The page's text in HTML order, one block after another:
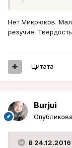
Нет Микрюков.
резучие.
Цитата
Burjui
В 24.12.2016